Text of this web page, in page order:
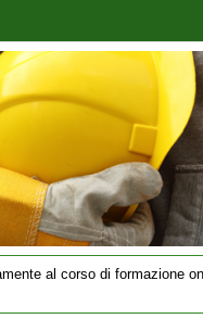
al corso di formazione